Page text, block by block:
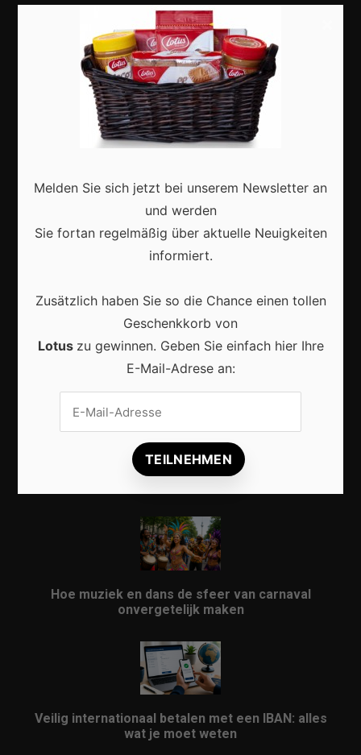
Karneval in Deutschland: Traditionen, Kostüme und
moderne Feierkultur
Karneval in Berlin erleben: Kreativität, Kultur und
Gemeinschaft auf einzigartige Weise entdecken
Vrijwilligers maken van carnaval een onvergetelijk
Hoe muziek en dans de sfeer van carnaval
onvergetelijk maken
Veilig internationaal betalen met een IBAN: alles
wat je moet weten
Melden Sie sich jetzt bei unserem Newsletter an
und werden
Sie fortan regelmäßig über aktuelle Neuigkeiten
informiert.
Zusätzlich haben Sie so die Chance einen tollen
Geschenkkorb von
Lotus zu gewinnen. Geben Sie einfach hier Ihre
E-Mail-Adrese an: